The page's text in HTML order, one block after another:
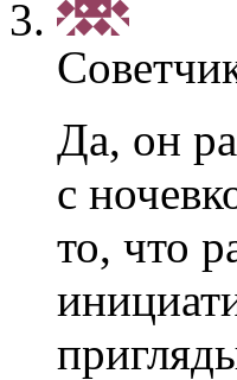
Да, он
с
то, что